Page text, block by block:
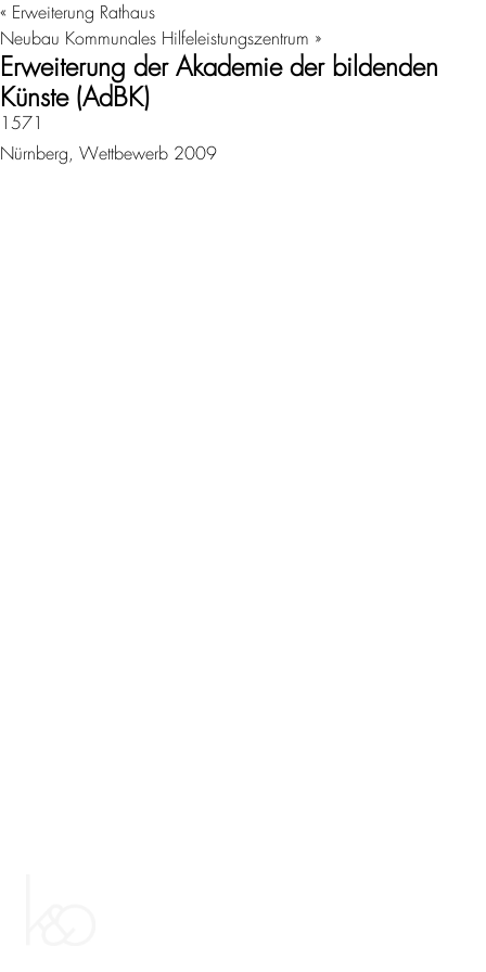
« Erweiterung Rathaus
Neubau Kommunales Hilfeleistungszentrum »
Erweiterung der Akademie der bildenden
Künste (AdBK)
1571
Nürnberg, Wettbewerb 2009